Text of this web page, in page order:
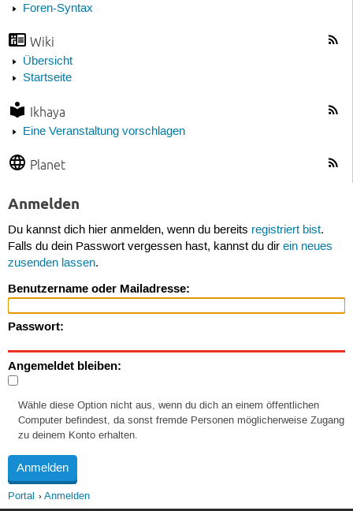
Foren-Syntax
Wiki
Übersicht
Startseite
Ikhaya
Eine Veranstaltung vorschlagen
Planet
Anmelden
Du kannst dich hier anmelden, wenn du bereits registriert bist.
Falls du dein Passwort vergessen hast, kannst du dir ein neues
zusenden lassen.
Benutzername oder Mailadresse:
Passwort:
Angemeldet bleiben:
Wähle diese Option nicht aus, wenn du dich an einem öffentlichen
Computer befindest, da sonst fremde Personen möglicherweise Zugang
zu deinem Konto erhalten.
Portal Anmelden